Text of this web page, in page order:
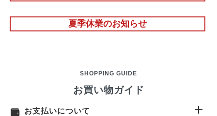
夏季休業のお知らせ
SHOPPING GUIDE
お買い物ガイド
お支払いについて